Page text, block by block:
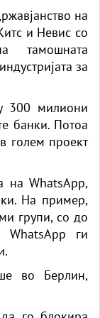
на
и Невис со
тамошната
за
300 милиони
банки. Потоа
голем проект
на WhatsApp,
На пример,
групи, со до
WhatsApp ги
во Берлин,